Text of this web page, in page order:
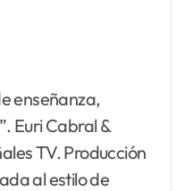
enseñanza,
Euri Cabral &
TV. Producción
al estilo de